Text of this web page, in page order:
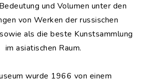
und Volumen unter den
von Werken der russischen
als die beste Kunstsammlung
im asiatischen Raum.
wurde 1966 von einem